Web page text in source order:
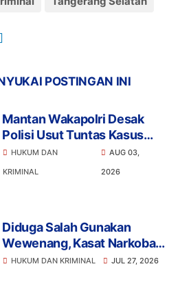
POSTINGAN INI
Mantan Wakapolri Desak
Polisi Usut Tuntas Kasus
Bigmo Ajak Anak di Bawah
Umur Promosikan Vape
HUKUM DAN
KRIMINAL
AUG 03,
2026
Diduga Salah Gunakan
Wewenang, Kasat Narkoba
Polres Tangsel dan 6
HUKUM DAN KRIMINAL JUL 27, 2026